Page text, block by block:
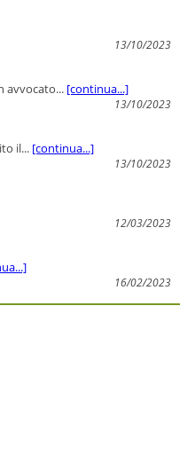
13/10/2023
avvocato... [continua...]
13/10/2023
il... [continua...]
13/10/2023
12/03/2023
16/02/2023